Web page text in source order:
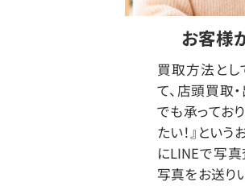
お客様
買取方法と
て、店頭買取
でも承ってお
たい！』とい
にLINEで写真
写真をお送り